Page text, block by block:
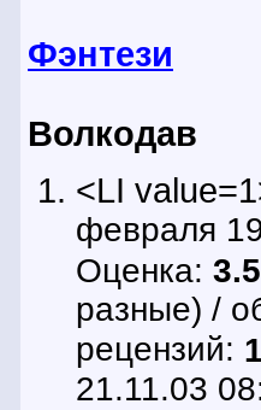
Фэнтези
Волкодав
<LI
февраля
Оценка: 3.5
разные) /
рецензий:
21.11.03